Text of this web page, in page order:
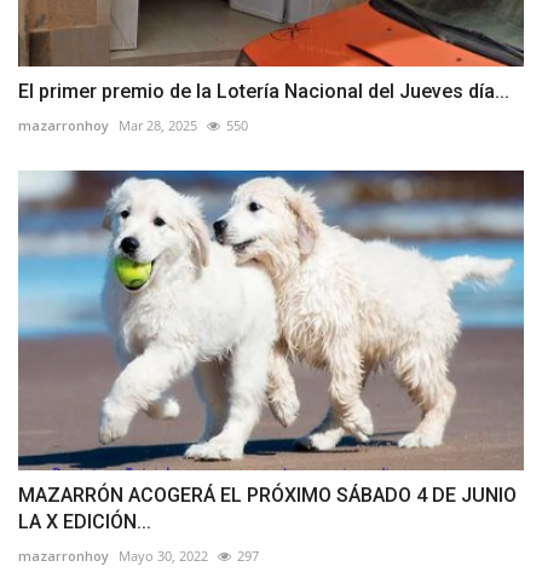
El primer premio de la Lotería Nacional del Jueves día...
mazarronhoy Mar 28, 2025 550
MAZARRÓN ACOGERÁ EL PRÓXIMO SÁBADO 4 DE JUNIO
LA X EDICIÓN...
mazarronhoy Mayo 30, 2022 297